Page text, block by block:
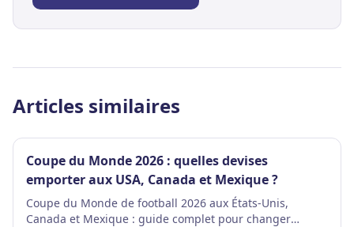
Articles similaires
Coupe du Monde 2026 : quelles devises
emporter aux USA, Canada et Mexique ?
Coupe du Monde de football 2026 aux États-Unis,
Canada et Mexique : guide complet pour changer